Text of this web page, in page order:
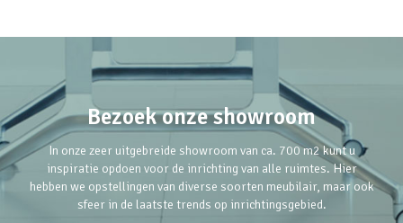
Bezoek onze showroom
In onze zeer uitgebreide showroom van ca. 700 m2 kunt u
inspiratie opdoen voor de inrichting van alle ruimtes. Hier
hebben we opstellingen van diverse soorten meubilair, maar ook
sfeer in de laatste trends op inrichtingsgebied.